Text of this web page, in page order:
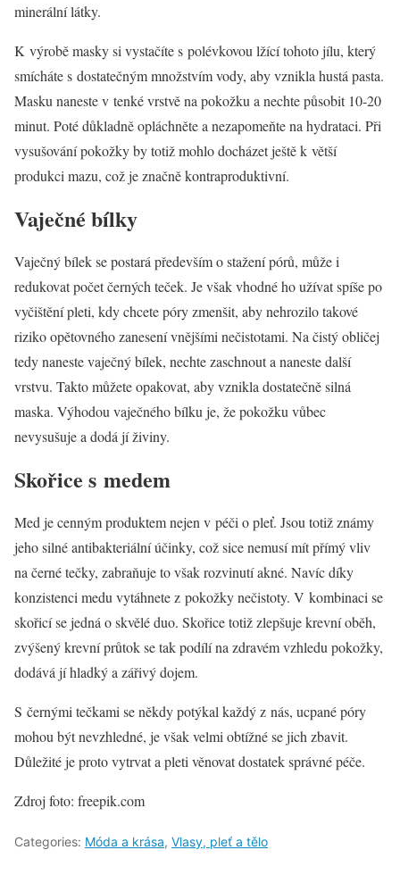
minerální látky.
K výrobě masky si vystačíte s polévkovou lžící tohoto jílu, který
smícháte s dostatečným množstvím vody, aby vznikla hustá pasta.
Masku naneste v tenké vrstvě na pokožku a nechte působit 10-20
minut. Poté důkladně opláchněte a nezapomeňte na hydrataci. Při
vysušování pokožky by totiž mohlo docházet ještě k větší
produkci mazu, což je značně kontraproduktivní.
Vaječné bílky
Vaječný bílek se postará především o stažení pórů, může i
redukovat počet černých teček. Je však vhodné ho užívat spíše po
vyčištění pleti, kdy chcete póry zmenšit, aby nehrozilo takové
riziko opětovného zanesení vnějšími nečistotami. Na čistý obličej
tedy naneste vaječný bílek, nechte zaschnout a naneste další
vrstvu. Takto můžete opakovat, aby vznikla dostatečně silná
maska. Výhodou vaječného bílku je, že pokožku vůbec
nevysušuje a dodá jí živiny.
Skořice s medem
Med je cenným produktem nejen v péči o pleť. Jsou totiž známy
jeho silné antibakteriální účinky, což sice nemusí mít přímý vliv
na černé tečky, zabraňuje to však rozvinutí akné. Navíc díky
konzistenci medu vytáhnete z pokožky nečistoty. V kombinaci se
skořicí se jedná o skvělé duo. Skořice totiž zlepšuje krevní oběh,
zvýšený krevní průtok se tak podílí na zdravém vzhledu pokožky,
dodává jí hladký a zářivý dojem.
S černými tečkami se někdy potýkal každý z nás, ucpané póry
mohou být nevzhledné, je však velmi obtížné se jich zbavit.
Důležité je proto vytrvat a pleti věnovat dostatek správné péče.
Zdroj foto: freepik.com
Categories: Móda a krása, Vlasy, pleť a tělo